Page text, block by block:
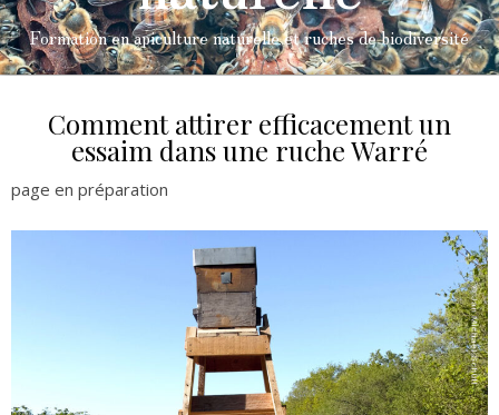
Formation en apiculture naturelle et ruches de biodiversité
Comment attirer efficacement un
essaim dans une ruche Warré
page en préparation